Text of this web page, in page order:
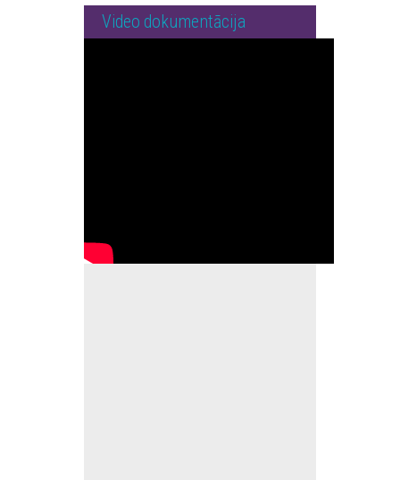
Video dokumentācija